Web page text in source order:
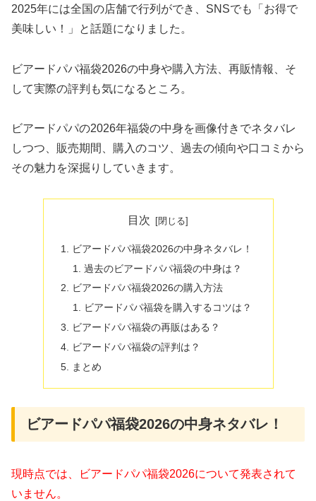
2025年には全国の店舗で行列ができ、SNSでも「お得で
美味しい！」と話題になりました。
ビアードパパ福袋2026の中身や購入方法、再販情報、そ
して実際の評判も気になるところ。
ビアードパパの2026年福袋の中身を画像付きでネタバレ
しつつ、販売期間、購入のコツ、過去の傾向や口コミから
その魅力を深掘りしていきます。
目次
ビアードパパ福袋2026の中身ネタバレ！
過去のビアードパパ福袋の中身は？
ビアードパパ福袋2026の購入方法
ビアードパパ福袋を購入するコツは？
ビアードパパ福袋の再販はある？
ビアードパパ福袋の評判は？
まとめ
ビアードパパ福袋2026の中身ネタバレ！
現時点では、ビアードパパ福袋2026について発表されて
いません。